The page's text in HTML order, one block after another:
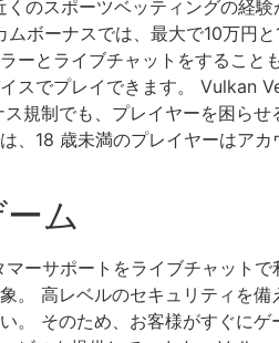
のスポーツベッティングの経
ボーナスでは、最大で10万円
ーとライブチャットをするこ
スでプレイできます。 Vulkan
規制でも、プレイヤーを困ら
、18 歳未満のプレイヤーはア
ム
ーサポートをライブチャット
。 高レベルのセキュリティを
。 そのため、お客様がすぐに